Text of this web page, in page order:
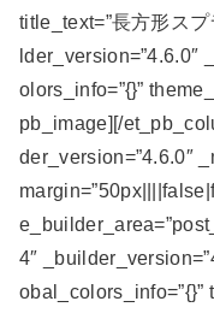
title_text=”長方形ス
lder_version=”4.6.0″
olors_info=”{}”
pb_image][/
der_version=”4.6.0″
4″